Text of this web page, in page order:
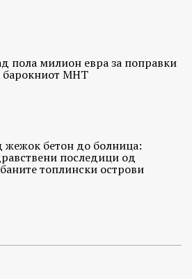
пола милион евра за поправки
барокниот МНТ
жежок бетон до болница:
последици од
топлински острови